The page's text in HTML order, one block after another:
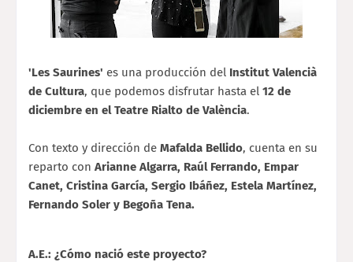
'Les Saurines' es una producción del Institut Valencià
de Cultura, que podemos disfrutar hasta el 12 de
diciembre en el Teatre Rialto de València.
Con texto y dirección de Mafalda Bellido, cuenta en su
reparto con Arianne Algarra, Raúl Ferrando, Empar
Canet, Cristina García, Sergio Ibáñez, Estela Martínez,
Fernando Soler y Begoña Tena.
A.E.: ¿Cómo nació este proyecto?